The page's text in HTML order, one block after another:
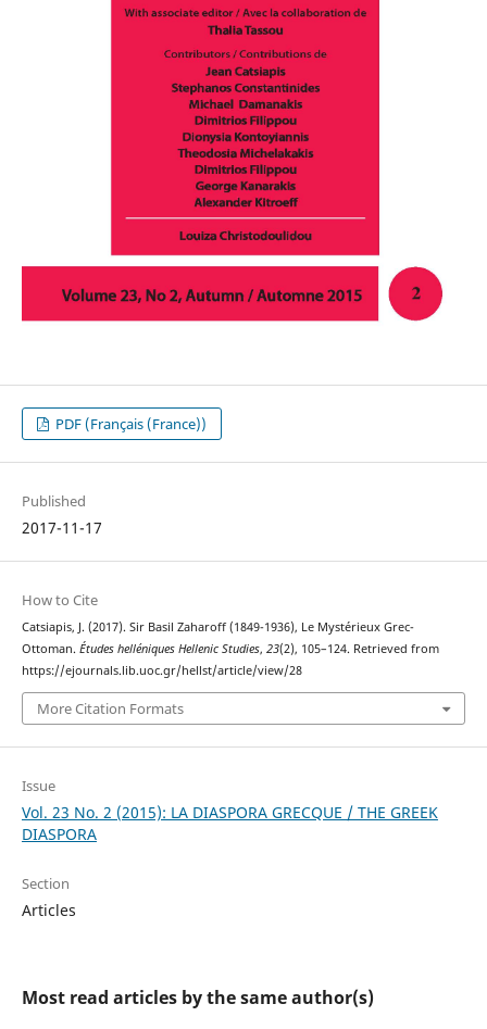
PDF (Français (France))
Published
2017-11-17
How to Cite
Catsiapis, J. (2017). Sir Basil Zaharoff (1849-1936), Le Mystérieux Grec-
Ottoman. Études helléniques Hellenic Studies, 23(2), 105–124. Retrieved from
https://ejournals.lib.uoc.gr/hellst/article/view/28
More Citation Formats
Issue
Vol. 23 No. 2 (2015): LA DIASPORA GRECQUE / THE GREEK
DIASPORA
Section
Articles
Most read articles by the same author(s)